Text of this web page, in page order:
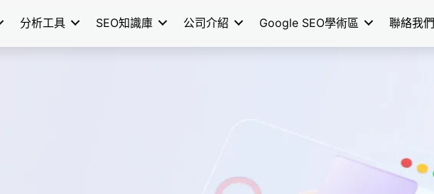
分析工具 SEO知識庫 公司介紹 Google SEO學術區 聯絡我們